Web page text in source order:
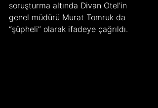
soruşturma altında Divan Otel’in
genel müdürü Murat Tomruk da
“şüpheli” olarak ifadeye çağrıldı.